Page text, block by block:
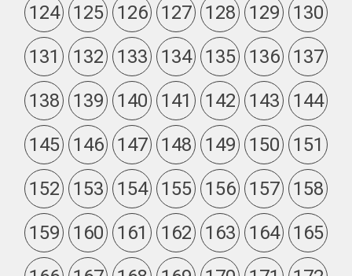
124
125 126 127 128 129
130
131
132 133 134 135 136
137
138
139 140 141 142 143
144
145
146 147 148 149 150
151
152
153 154 155 156 157
158
159
160 161 162 163 164
165